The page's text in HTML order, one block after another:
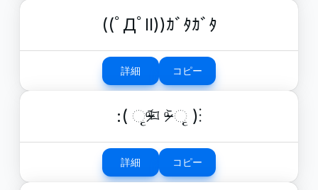
((ﾟДﾟll))ｶﾞﾀｶﾞﾀ
詳細 コピー
:( ૃᵒ̴̶̷᷄⌑ ᵒ̴̶̷᷅ ૃ )⁝
詳細 コピー